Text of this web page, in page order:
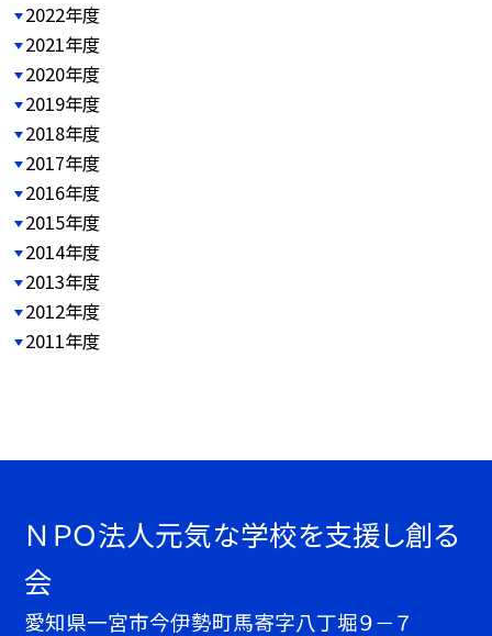
2022年度
2021年度
2020年度
2019年度
2018年度
2017年度
2016年度
2015年度
2014年度
2013年度
2012年度
2011年度
ＮＰＯ法人元気な学校を支援し創る
会
愛知県一宮市今伊勢町馬寄字八丁堀９－７